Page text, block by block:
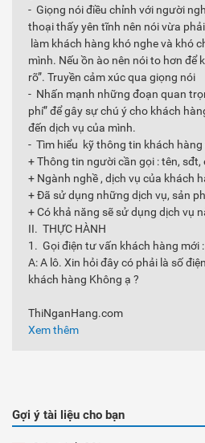
- Giọng nói điều chỉnh với người
thoại thấy yên tĩnh nên nói vừa
làm khách hàng khó nghe và khó
mình. Nếu ồn ào nên nói to hơn để
rõ”. Truyền cảm xúc qua giọng nói
- Nhấn mạnh những đoạn quan
phí” để gây sự chú ý cho khách
đến dịch vụ của mình.
- Tìm hiểu kỹ thông tin khách
+ Thông tin người cần gọi : tên, sđt,
+ Ngành nghề , dịch vụ của khách
+ Đã sử dụng những dịch vụ, sản
+ Có khả năng sẽ sử dụng dịch vụ
II. THỰC HÀNH
1. Gọi điện tư vấn khách hàng mới :
A: A lô. Xin hỏi đây có phải là số
khách hàng Không ạ ?
ThiNganHang.com
Xem thêm
Gợi ý tài liệu cho bạn